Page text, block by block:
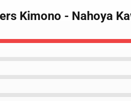
Kimono - Nahoya